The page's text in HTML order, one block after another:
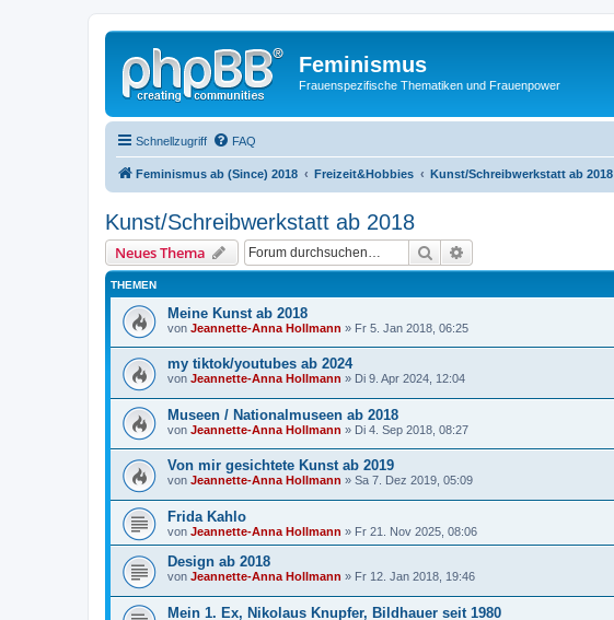
Feminismus
Frauenspezifische Thematiken und Frauenpower
Schnellzugriff FAQ
Feminismus ab (Since) 2018 Freizeit&Hobbies Kunst/Schreibwerkstatt ab 2018
Kunst/Schreibwerkstatt ab 2018
Neues Thema Suche
THEMEN
Meine Kunst ab 2018
von Jeannette-Anna Hollmann » Fr 5. Jan 2018, 06:25
my tiktok/youtubes ab 2024
von Jeannette-Anna Hollmann » Di 9. Apr 2024, 12:04
Museen / Nationalmuseen ab 2018
von Jeannette-Anna Hollmann » Di 4. Sep 2018, 08:27
Von mir gesichtete Kunst ab 2019
von Jeannette-Anna Hollmann » Sa 7. Dez 2019, 05:09
Frida Kahlo
von Jeannette-Anna Hollmann » Fr 21. Nov 2025, 08:06
Design ab 2018
von Jeannette-Anna Hollmann » Fr 12. Jan 2018, 19:46
Mein 1. Ex, Nikolaus Knupfer, Bildhauer seit 1980